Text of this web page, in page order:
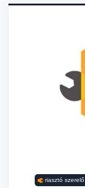
riasztó szerelő